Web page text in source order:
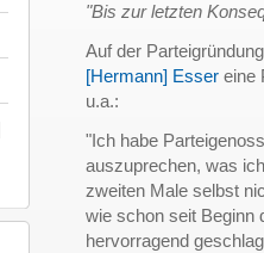
"Bis zur letzten
Auf der
[Hermann] Esser eine
u.a.:
"Ich habe
auszuprechen, was
zweiten Male selbst
wie schon seit Beginn
hervorragend